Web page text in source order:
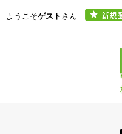
ようこそゲスト さん